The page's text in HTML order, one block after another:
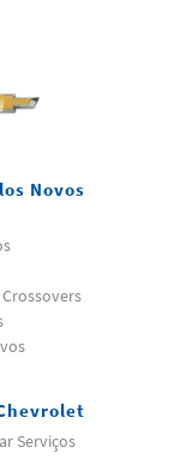
Novos
Crossovers
Serviços